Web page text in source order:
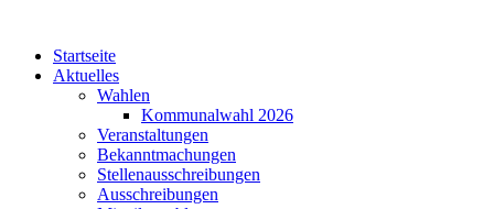
Startseite
Aktuelles
Wahlen
Kommunalwahl 2026
Veranstaltungen
Bekanntmachungen
Stellenausschreibungen
Ausschreibungen